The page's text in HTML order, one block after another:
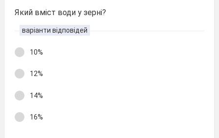
Який вміст води у зерні?
варіанти відповідей
10%
12%
14%
16%